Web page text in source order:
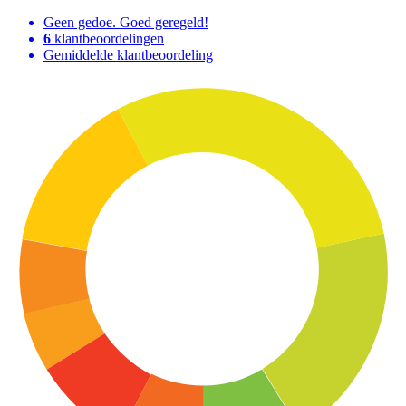
Geen gedoe. Goed geregeld!
6 klantbeoordelingen
Gemiddelde klantbeoordeling